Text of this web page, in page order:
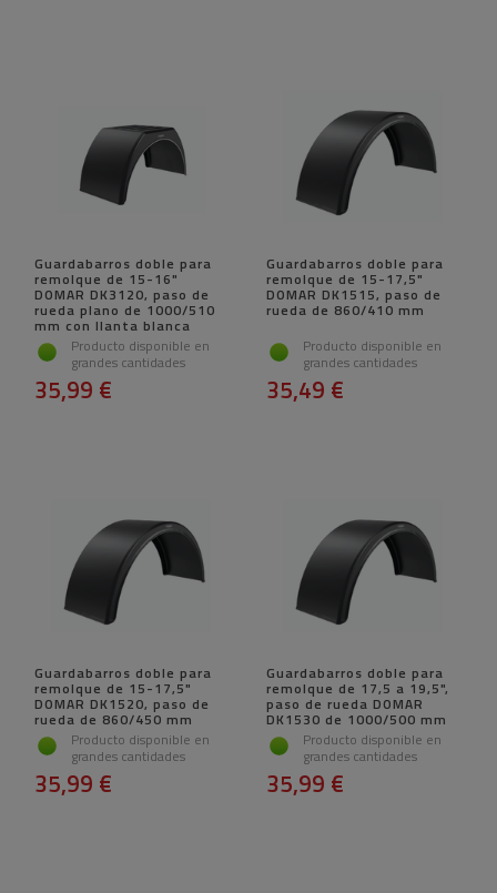
Guardabarros doble para
remolque de 15-16"
DOMAR DK3120, paso de
rueda plano de 1000/510
mm con llanta blanca
Producto disponible en
grandes cantidades
35,99 €
Guardabarros doble para
remolque de 15-17,5"
DOMAR DK1515, paso de
rueda de 860/410 mm
Producto disponible en
grandes cantidades
35,49 €
Guardabarros doble para
remolque de 15-17,5"
DOMAR DK1520, paso de
rueda de 860/450 mm
Producto disponible en
grandes cantidades
35,99 €
Guardabarros doble para
remolque de 17,5 a 19,5",
paso de rueda DOMAR
DK1530 de 1000/500 mm
Producto disponible en
grandes cantidades
35,99 €